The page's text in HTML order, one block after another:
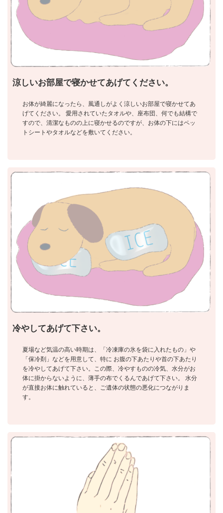
涼しいお部屋で寝かせてあげてください。
お体が綺麗になったら、風通しがよく涼しいお部屋で寝かせてあ
げてください。 愛用されていたタオルや、座布団、何でも結構で
すので、清潔なものの上に寝かせるのですが、お体の下にはペッ
トシートやタオルなどを敷いてください。
冷やしてあげて下さい。
夏場など気温の高い時期は、「冷凍庫の氷を袋に入れたもの」や
「保冷剤」などを用意して、特に お腹の下あたりや首の下あたり
を冷やしてあげて下さい。この際、冷やすものの冷気、水分がお
体に掛からないように、薄手の布でくるんであげて下さい。 水分
が直接お体に触れていると、ご遺体の状態の悪化につながりま
す。